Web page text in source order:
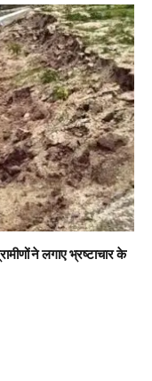
ने लगाए भ्रष्टाचार के